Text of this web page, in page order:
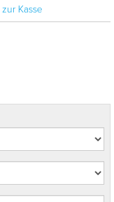
zur Kasse